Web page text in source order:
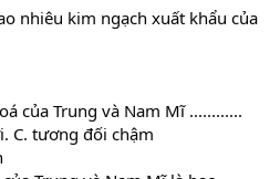
nhiêu kim ngạch xuất khẩu của
của Trung và Nam Mĩ ............
C. tương đối chậm